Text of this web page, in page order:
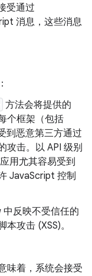
受通过
消息，这些消息
方法会将提供的
个框架（包括
到恶意第三方通过
攻击。以 API 级别
用尤其容易受到
JavaScript 控制
中反映不受信任的
攻击 (XSS)。
味着，系统会接受